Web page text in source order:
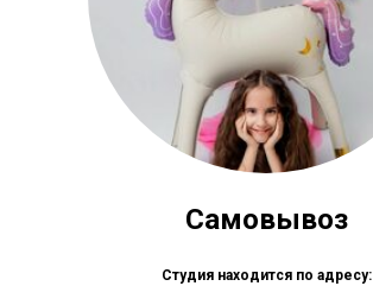
Самовывоз
Студия находится по адресу: